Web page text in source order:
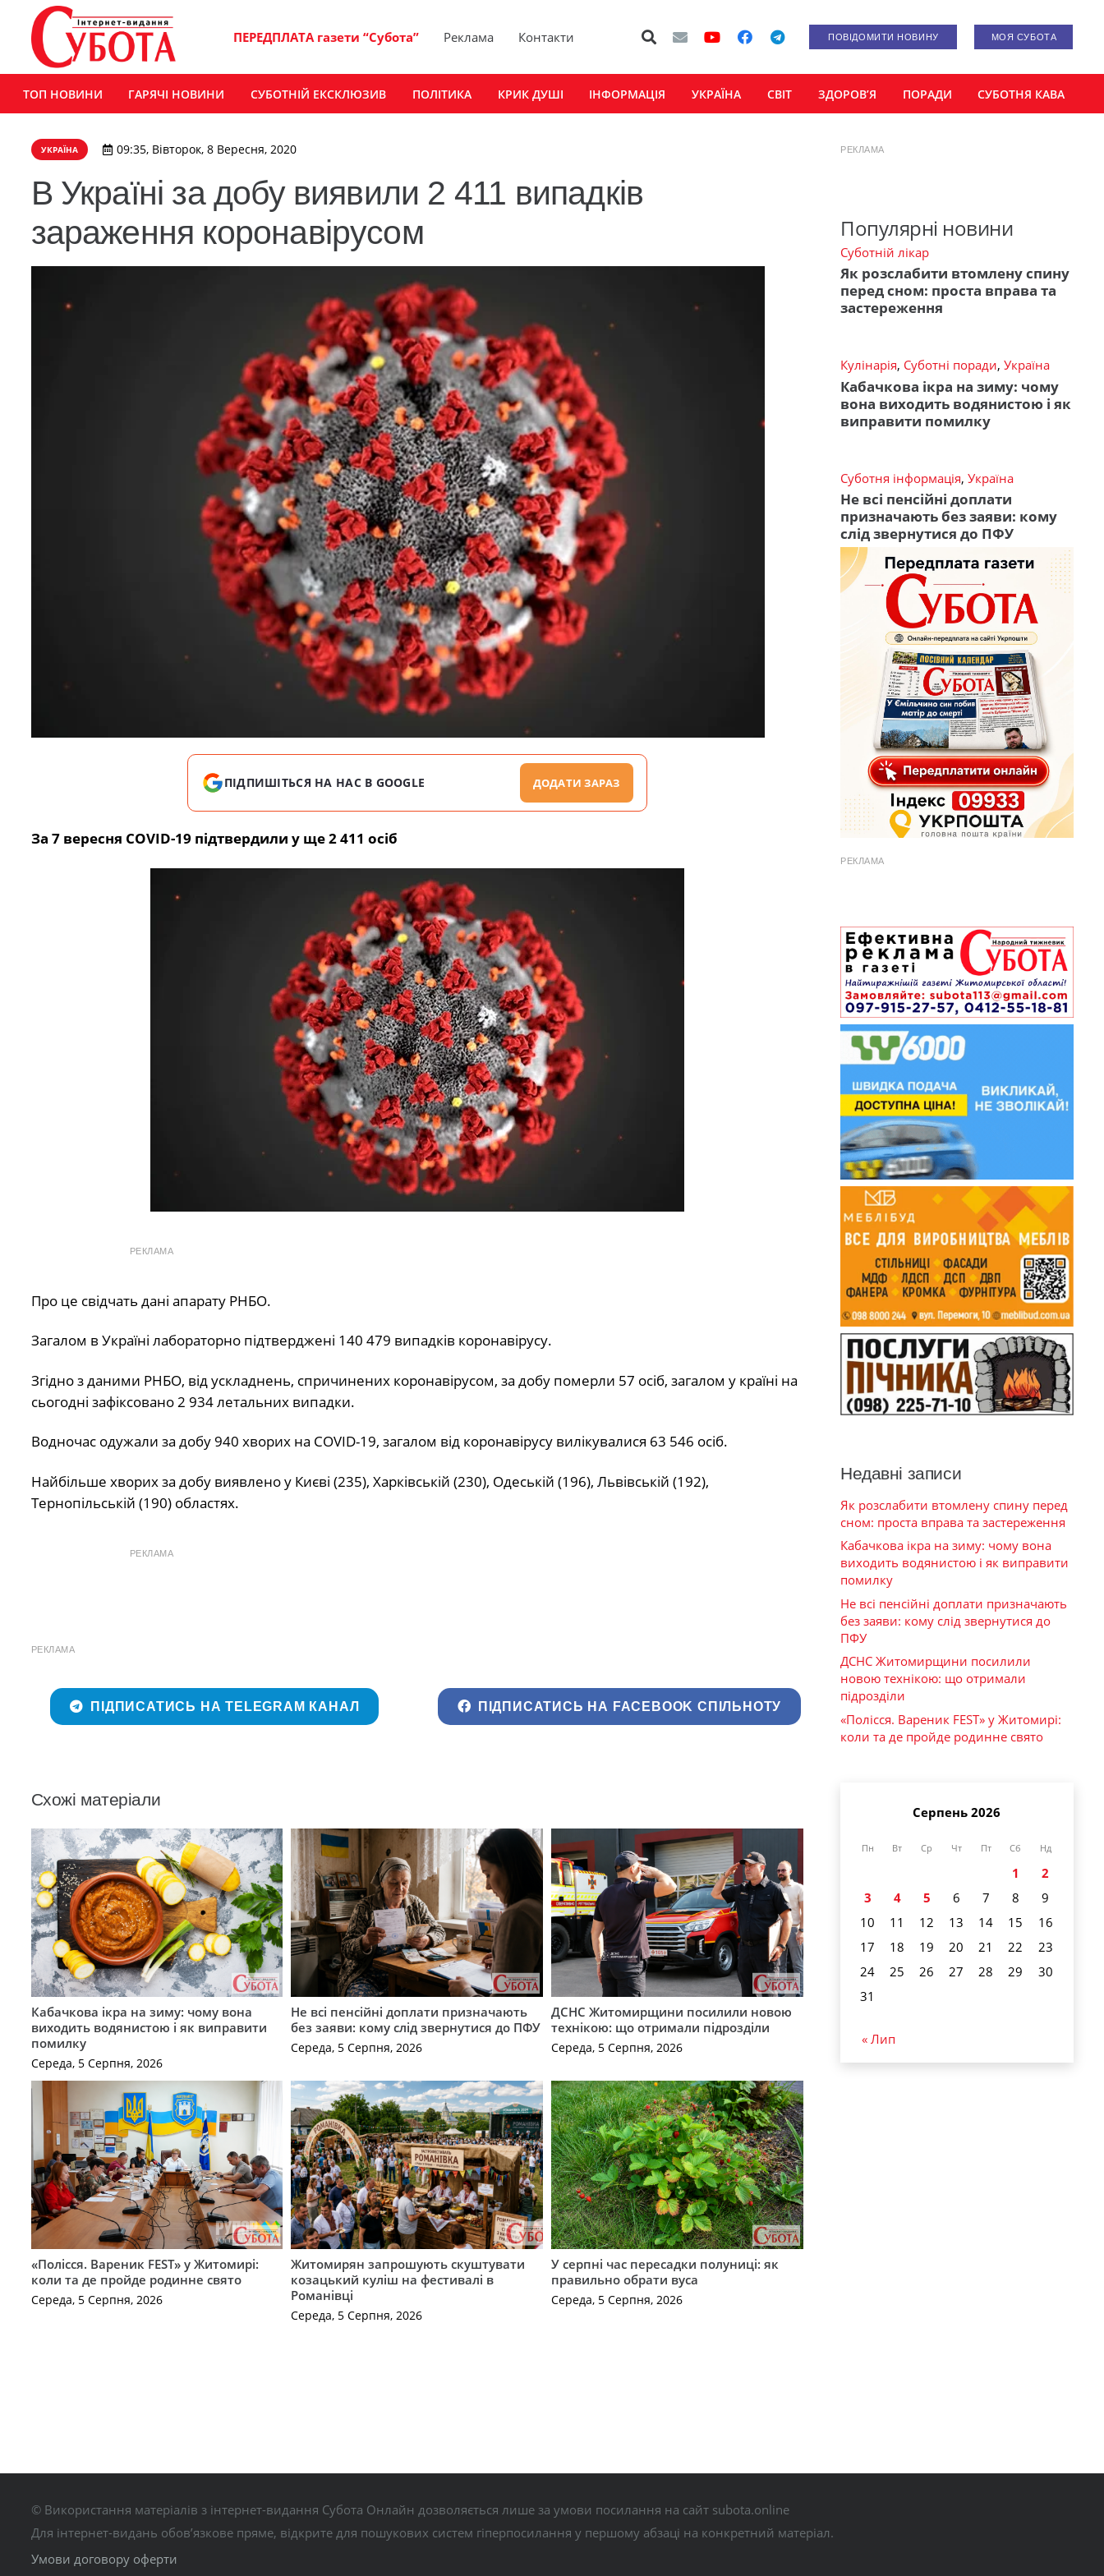
ПЕРЕДПЛАТА газети “Субота” Реклама Контакти ПОВІДОМИТИ НОВИНУ МОЯ СУБОТА
ТОП НОВИНИ ГАРЯЧІ НОВИНИ СУБОТНІЙ ЕКСКЛЮЗИВ ПОЛІТИКА КРИК ДУШІ ІНФОРМАЦІЯ УКРАЇНА СВІТ ЗДОРОВ’Я ПОРАДИ СУБОТНЯ КАВА
УКРАЇНА 09:35, Вівторок, 8 Вересня, 2020
В Україні за добу виявили 2 411 випадків
зараження коронавірусом
ПІДПИШІТЬСЯ НА НАС В GOOGLE ДОДАТИ ЗАРАЗ
За 7 вересня COVID-19 підтвердили у ще 2 411 осіб
РЕКЛАМА
Про це свідчать дані апарату РНБО.
Загалом в Україні лабораторно підтверджені 140 479 випадків коронавірусу.
Згідно з даними РНБО, від ускладнень, спричинених коронавірусом, за добу померли 57 осіб, загалом у країні на
сьогодні зафіксовано 2 934 летальних випадки.
Водночас одужали за добу 940 хворих на COVID-19, загалом від коронавірусу вилікувалися 63 546 осіб.
Найбільше хворих за добу виявлено у Києві (235), Харківській (230), Одеській (196), Львівській (192),
Тернопільській (190) областях.
РЕКЛАМА
РЕКЛАМА
ПІДПИСАТИСЬ НА TELEGRAM КАНАЛ ПІДПИСАТИСЬ НА FACEBOOK СПІЛЬНОТУ
Схожі матеріали
Кабачкова ікра на зиму: чому вона
виходить водянистою і як виправити
помилку
Середа, 5 Серпня, 2026
Не всі пенсійні доплати призначають
без заяви: кому слід звернутися до ПФУ
Середа, 5 Серпня, 2026
ДСНС Житомирщини посилили новою
технікою: що отримали підрозділи
Середа, 5 Серпня, 2026
«Полісся. Вареник FEST» у Житомирі:
коли та де пройде родинне свято
Середа, 5 Серпня, 2026
Житомирян запрошують скуштувати
козацький куліш на фестивалі в
Романівці
Середа, 5 Серпня, 2026
У серпні час пересадки полуниці: як
правильно обрати вуса
Середа, 5 Серпня, 2026
РЕКЛАМА
Популярні новини
Суботній лікар
Як розслабити втомлену спину
перед сном: проста вправа та
застереження
Кулінарія, Суботні поради, Україна
Кабачкова ікра на зиму: чому
вона виходить водянистою і як
виправити помилку
Суботня інформація, Україна
Не всі пенсійні доплати
призначають без заяви: кому
слід звернутися до ПФУ
РЕКЛАМА
Недавні записи
Як розслабити втомлену спину перед
сном: проста вправа та застереження
Кабачкова ікра на зиму: чому вона
виходить водянистою і як виправити
помилку
Не всі пенсійні доплати призначають
без заяви: кому слід звернутися до
ПФУ
ДСНС Житомирщини посилили
новою технікою: що отримали
підрозділи
«Полісся. Вареник FEST» у Житомирі:
коли та де пройде родинне свято
Серпень 2026
Пн Вт Ср Чт Пт Сб Нд
1
2
3
4 5 6 7 8
9
10
11 12 13 14 15
16
17
18 19 20 21 22
23
24
25 26 27 28 29
30
31
« Лип
© Використання матеріалів з інтернет-видання Субота Онлайн дозволяється лише за умови посилання на сайт subota.online
Для інтернет-видань обов’язкове пряме, відкрите для пошукових систем гіперпосилання у першому абзаці на конкретний матеріал.
Умови договору оферти